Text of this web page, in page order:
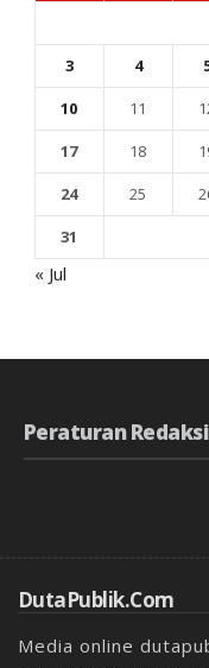
3
4
10
11
17
18
24
25
31
« Jul
Peraturan Redaksi
DutaPublik.com
Media online